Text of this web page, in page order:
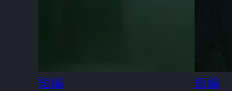
短編
短編